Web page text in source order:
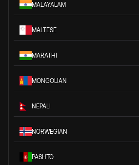
MALAYALAM
MALTESE
MARATHI
MONGOLIAN
NEPALI
NORWEGIAN
PASHTO